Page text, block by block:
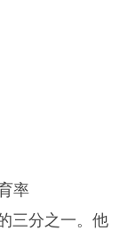
率
三分之一。他